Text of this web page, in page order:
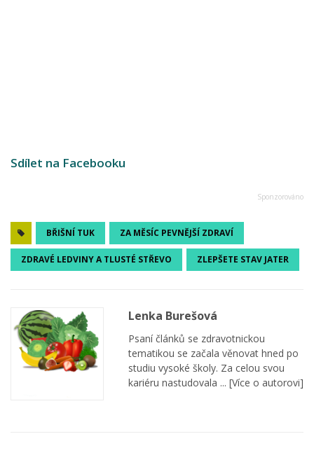
Sdílet na Facebooku
BŘIŠNÍ TUK ZA MĚSÍC PEVNĚJŠÍ ZDRAVÍ
ZDRAVÉ LEDVINY A TLUSTÉ STŘEVO ZLEPŠETE STAV JATER
Lenka Burešová
Psaní článků se zdravotnickou
tematikou se začala věnovat hned po
studiu vysoké školy. Za celou svou
kariéru nastudovala ... [Více o autorovi]